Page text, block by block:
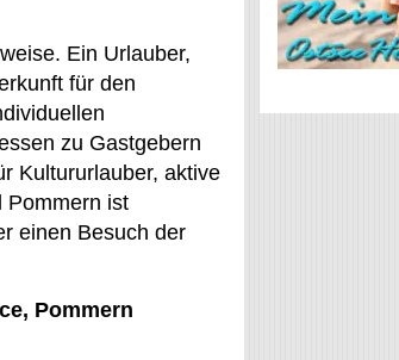
Ein Urlauber,
für den
zu Gastgebern
Kultururlauber, aktive
Pommern ist
einen Besuch der
Pommern